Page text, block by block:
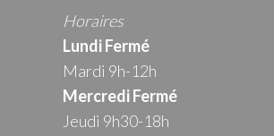
Horaires
Lundi Fermé
Mardi 9h-12h
MercrediFermé
Jeudi 9h30-18h